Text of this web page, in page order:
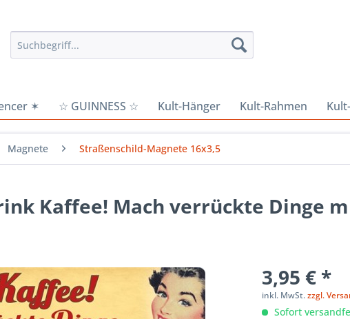
✶ ☆ GUINNESS ☆ Kult-Hänger Kult-Rahmen
Magnete Straßenschild-Magnete 16x3,5
Kaffee! Mach verrückte Dinge
3,95 € *
inkl. MwSt.zzgl.
Sofort